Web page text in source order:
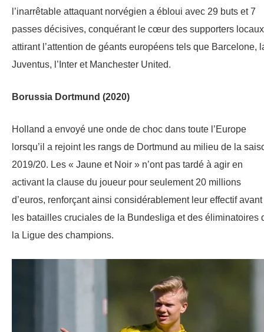
l’inarrêtable attaquant norvégien a ébloui avec 29 buts et 7
passes décisives, conquérant le cœur des supporters
attirant l’attention de géants européens tels que Barcelone,
Juventus, l’Inter et Manchester United.
Borussia Dortmund (2020)
Holland a envoyé une onde de choc dans toute l’Europe
lorsqu’il a rejoint les rangs de Dortmund au milieu de la
2019/20. Les « Jaune et Noir » n’ont pas tardé à agir en
activant la clause du joueur pour seulement 20 millions
d’euros, renforçant ainsi considérablement leur effectif avant
les batailles cruciales de la Bundesliga et des éliminatoires
la Ligue des champions.